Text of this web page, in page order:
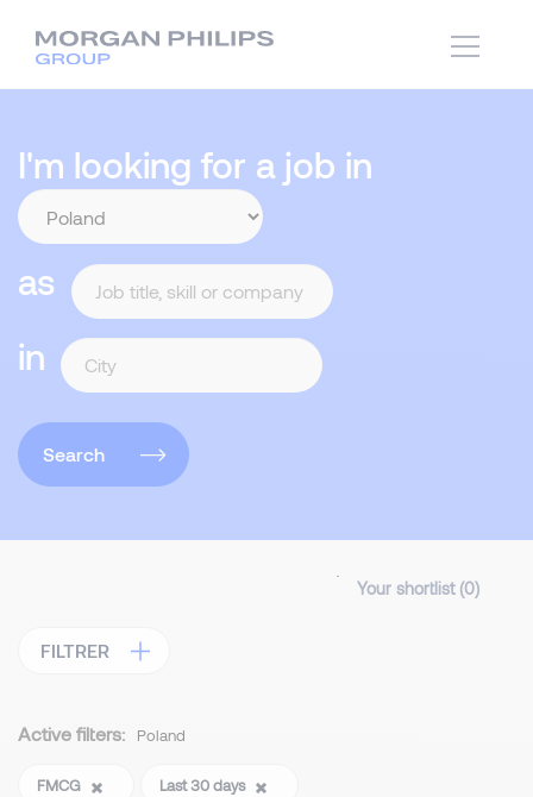
I'm looking for a job in
as
in
Search
Your shortlist (0)
FILTRER
Active filters: Poland
FMCG
Last 30 days